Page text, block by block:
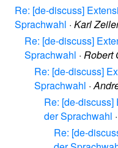
Re: [de-discuss]
Sprachwahl · Karl
Re: [de-discuss]
Sprachwahl · Robert
Re: [de-discuss]
Sprachwahl ·
Re: [de-
der Sprachwahl ·
Re: [de-